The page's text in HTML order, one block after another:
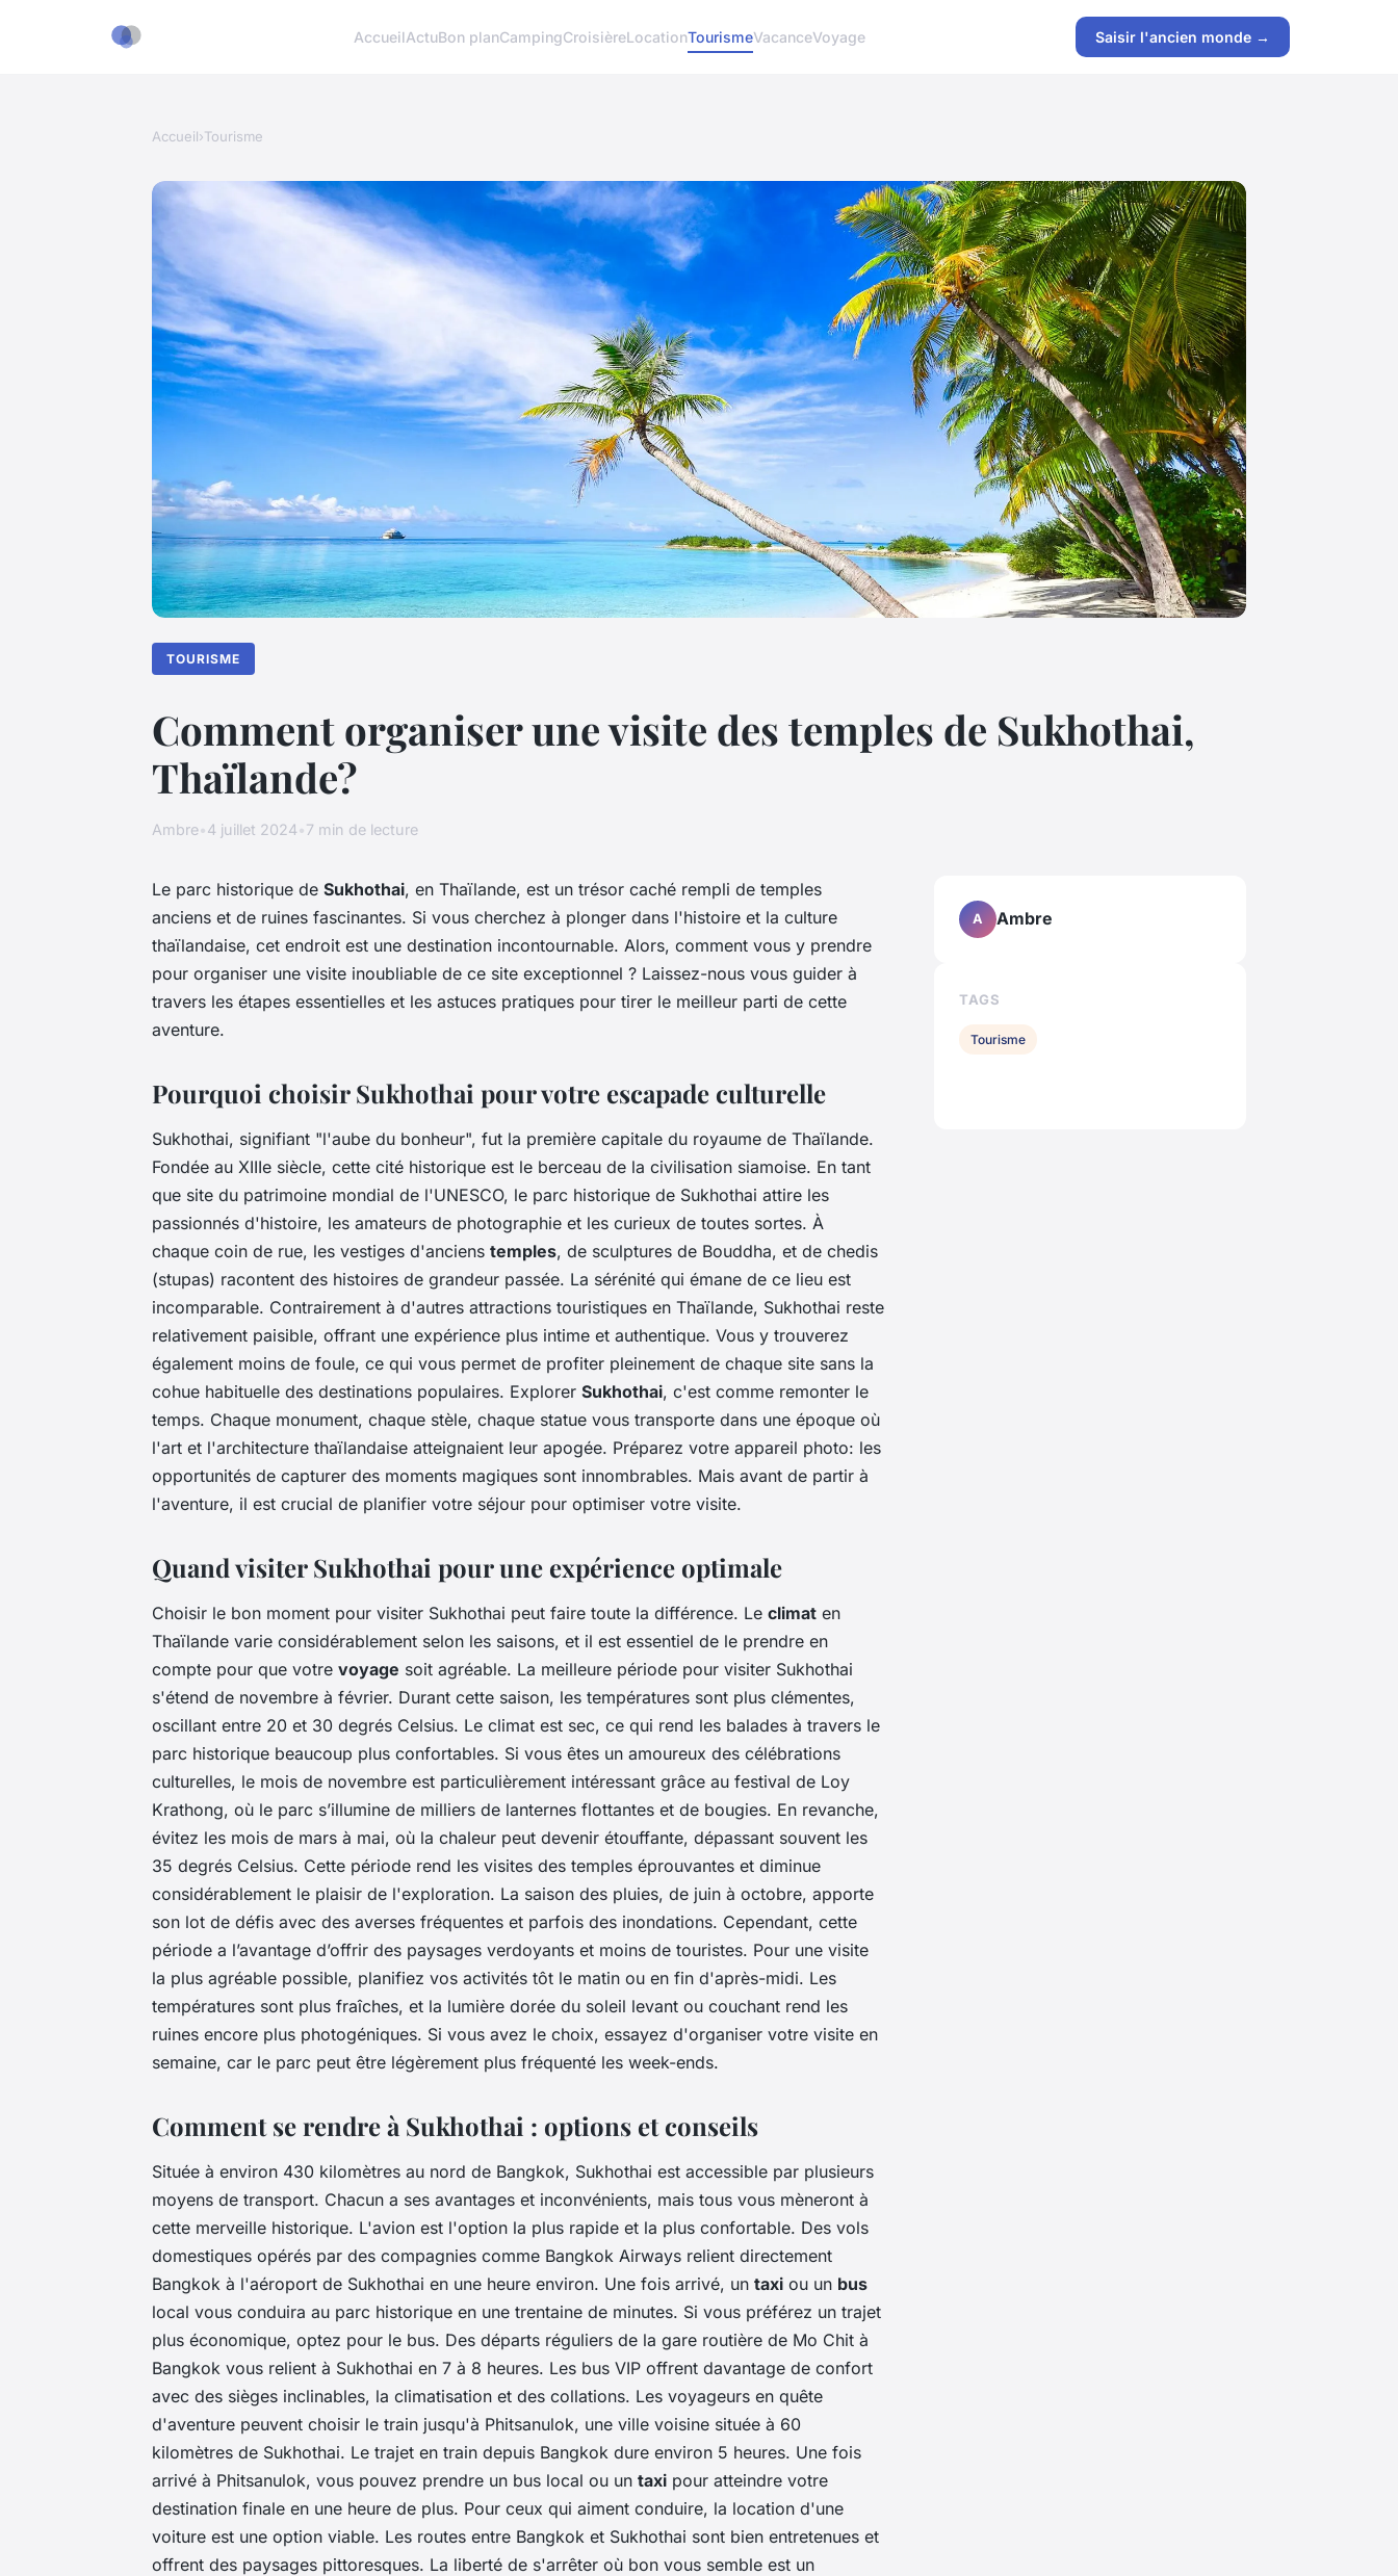
AccueilActuBon planCampingCroisièreLocationTourismeVacanceVoyage Saisir l'ancien monde →
Accueil›Tourisme
TOURISME
Comment organiser une visite des temples de Sukhothai,
Thaïlande?
Ambre•4 juillet 2024•7 min de lecture
Le parc historique de Sukhothai, en Thaïlande, est un trésor caché rempli de temples
anciens et de ruines fascinantes. Si vous cherchez à plonger dans l'histoire et la culture
thaïlandaise, cet endroit est une destination incontournable. Alors, comment vous y prendre
pour organiser une visite inoubliable de ce site exceptionnel ? Laissez-nous vous guider à
travers les étapes essentielles et les astuces pratiques pour tirer le meilleur parti de cette
aventure.
Pourquoi choisir Sukhothai pour votre escapade culturelle
Sukhothai, signifiant "l'aube du bonheur", fut la première capitale du royaume de Thaïlande.
Fondée au XIIIe siècle, cette cité historique est le berceau de la civilisation siamoise. En tant
que site du patrimoine mondial de l'UNESCO, le parc historique de Sukhothai attire les
passionnés d'histoire, les amateurs de photographie et les curieux de toutes sortes. À
chaque coin de rue, les vestiges d'anciens temples, de sculptures de Bouddha, et de chedis
(stupas) racontent des histoires de grandeur passée. La sérénité qui émane de ce lieu est
incomparable. Contrairement à d'autres attractions touristiques en Thaïlande, Sukhothai reste
relativement paisible, offrant une expérience plus intime et authentique. Vous y trouverez
également moins de foule, ce qui vous permet de profiter pleinement de chaque site sans la
cohue habituelle des destinations populaires. Explorer Sukhothai, c'est comme remonter le
temps. Chaque monument, chaque stèle, chaque statue vous transporte dans une époque où
l'art et l'architecture thaïlandaise atteignaient leur apogée. Préparez votre appareil photo: les
opportunités de capturer des moments magiques sont innombrables. Mais avant de partir à
l'aventure, il est crucial de planifier votre séjour pour optimiser votre visite.
Quand visiter Sukhothai pour une expérience optimale
Choisir le bon moment pour visiter Sukhothai peut faire toute la différence. Le climat en
Thaïlande varie considérablement selon les saisons, et il est essentiel de le prendre en
compte pour que votre voyage soit agréable. La meilleure période pour visiter Sukhothai
s'étend de novembre à février. Durant cette saison, les températures sont plus clémentes,
oscillant entre 20 et 30 degrés Celsius. Le climat est sec, ce qui rend les balades à travers le
parc historique beaucoup plus confortables. Si vous êtes un amoureux des célébrations
culturelles, le mois de novembre est particulièrement intéressant grâce au festival de Loy
Krathong, où le parc s’illumine de milliers de lanternes flottantes et de bougies. En revanche,
évitez les mois de mars à mai, où la chaleur peut devenir étouffante, dépassant souvent les
35 degrés Celsius. Cette période rend les visites des temples éprouvantes et diminue
considérablement le plaisir de l'exploration. La saison des pluies, de juin à octobre, apporte
son lot de défis avec des averses fréquentes et parfois des inondations. Cependant, cette
période a l’avantage d’offrir des paysages verdoyants et moins de touristes. Pour une visite
la plus agréable possible, planifiez vos activités tôt le matin ou en fin d'après-midi. Les
températures sont plus fraîches, et la lumière dorée du soleil levant ou couchant rend les
ruines encore plus photogéniques. Si vous avez le choix, essayez d'organiser votre visite en
semaine, car le parc peut être légèrement plus fréquenté les week-ends.
Comment se rendre à Sukhothai : options et conseils
Située à environ 430 kilomètres au nord de Bangkok, Sukhothai est accessible par plusieurs
moyens de transport. Chacun a ses avantages et inconvénients, mais tous vous mèneront à
cette merveille historique. L'avion est l'option la plus rapide et la plus confortable. Des vols
domestiques opérés par des compagnies comme Bangkok Airways relient directement
Bangkok à l'aéroport de Sukhothai en une heure environ. Une fois arrivé, un taxi ou un bus
local vous conduira au parc historique en une trentaine de minutes. Si vous préférez un trajet
plus économique, optez pour le bus. Des départs réguliers de la gare routière de Mo Chit à
Bangkok vous relient à Sukhothai en 7 à 8 heures. Les bus VIP offrent davantage de confort
avec des sièges inclinables, la climatisation et des collations. Les voyageurs en quête
d'aventure peuvent choisir le train jusqu'à Phitsanulok, une ville voisine située à 60
kilomètres de Sukhothai. Le trajet en train depuis Bangkok dure environ 5 heures. Une fois
arrivé à Phitsanulok, vous pouvez prendre un bus local ou un taxi pour atteindre votre
destination finale en une heure de plus. Pour ceux qui aiment conduire, la location d'une
voiture est une option viable. Les routes entre Bangkok et Sukhothai sont bien entretenues et
offrent des paysages pittoresques. La liberté de s'arrêter où bon vous semble est un
A Ambre
TAGS
Tourisme